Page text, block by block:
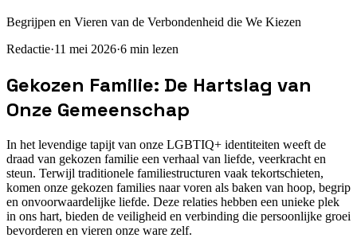
Begrijpen en Vieren van de Verbondenheid die We Kiezen
Redactie·11 mei 2026·6 min lezen
Gekozen Familie: De Hartslag van
Onze Gemeenschap
In het levendige tapijt van onze LGBTIQ+ identiteiten weeft de
draad van gekozen familie een verhaal van liefde, veerkracht en
steun. Terwijl traditionele familiestructuren vaak tekortschieten,
komen onze gekozen families naar voren als baken van hoop, begrip
en onvoorwaardelijke liefde. Deze relaties hebben een unieke plek
in ons hart, bieden de veiligheid en verbinding die persoonlijke groei
bevorderen en vieren onze ware zelf.